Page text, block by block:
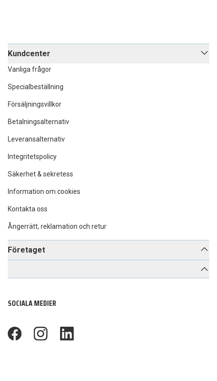
Kundcenter
Vanliga frågor
Specialbeställning
Försäljningsvillkor
Betalningsalternativ
Leveransalternativ
Integritetspolicy
Säkerhet & sekretess
Information om cookies
Kontakta oss
Ångerrätt, reklamation och retur
Företaget
SOCIALA MEDIER